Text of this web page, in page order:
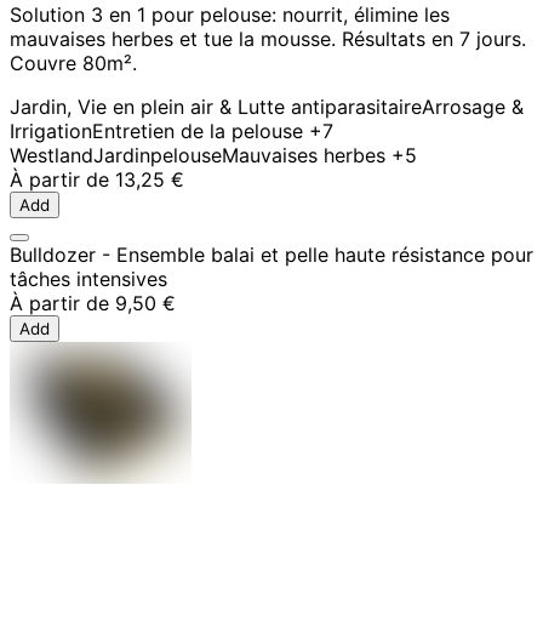
Solution 3 en 1 pour pelouse: nourrit, élimine les
mauvaises herbes et tue la mousse. Résultats en 7 jours.
Couvre 80m².
Jardin, Vie en plein air & Lutte antiparasitaireArrosage &
IrrigationEntretien de la pelouse +7
WestlandJardinpelouseMauvaises herbes +5
À partir de 13,25 €
Add
Bulldozer - Ensemble balai et pelle haute résistance pour
tâches intensives
À partir de 9,50 €
Add